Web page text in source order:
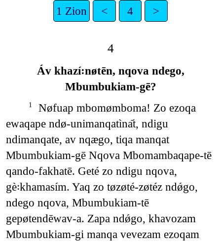
1 Zion < 4 >
4
Áv khazí꞉nøtēn, nqova ndego,
Mbumbukiam-gē?
1
Nøfuap mbomømboma! Zo ezoqa
ewaqape ndø-unimanqatìna᷄t, ndigu
ndimanqate, av nqægo, tiqa manqat
Mbumbukiam-gē Nqova Mbomambaqape-tē
qando-fakhatē. Geté zo ndigu nqova,
gè꞉khamasím. Yaq zo tøzøté-zøtéz ndǿgo,
ndego nqova, Mbumbukiam-tē
gepøtendēwav-a. Zapa ndǿgo, khavozam
Mbumbukiam-gi manqa vevezam ezoqam